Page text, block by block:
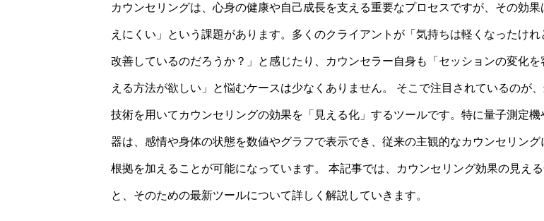
カウンセリングは、心身の健康や自己成長を支える重要なプロセスですが、その効果
えにくい」という課題があります。多くのクライアントが「気持ちは軽くなったけれ
改善しているのだろうか？」と感じたり、カウンセラー自身も「セッションの変化を
える方法が欲しい」と悩むケースは少なくありません。 そこで注目されているのが
技術を用いてカウンセリングの効果を「見える化」するツールです。特に量子測定機
器は、感情や身体の状態を数値やグラフで表示でき、従来の主観的なカウンセリング
根拠を加えることが可能になっています。 本記事では、カウンセリング効果の見え
と、そのための最新ツールについて詳しく解説していきます。